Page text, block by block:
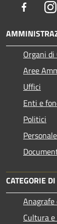
Facebook
Organi di
Aree
Uffici
Enti e
Politici
CATEGORIE
Cultura